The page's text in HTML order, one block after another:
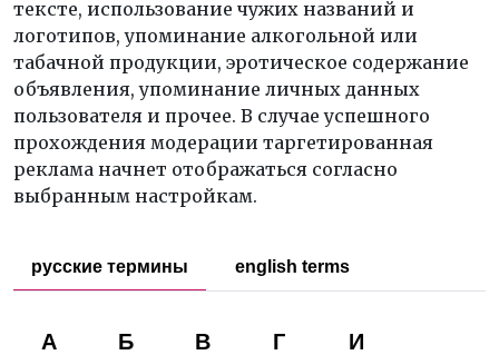
тексте, использование чужих названий и
логотипов, упоминание алкогольной или
табачной продукции, эротическое содержание
объявления, упоминание личных данных
пользователя и прочее. В случае успешного
прохождения модерации таргетированная
реклама начнет отображаться согласно
выбранным настройкам.
русские термины english terms
А Б В Г
И